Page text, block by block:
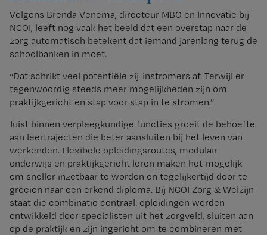
Volgens Brenda Venema, directeur MBO en Innovatie bij
NCOI, leeft nog vaak het beeld dat een overstap naar de
zorg automatisch betekent dat iemand jarenlang terug de
schoolbanken in moet.
“Dat schrikt veel potentiële zij-instromers af. Terwijl er
tegenwoordig steeds meer mogelijkheden zijn om
praktijkgericht en stap voor stap in te stromen.”
Juist binnen verpleegkundige functies groeit de behoefte
aan leertrajecten die beter aansluiten bij het leven van
werkenden. Flexibele opleidingsroutes, modulair
onderwijs en praktijkgericht leren maken het mogelijk
om sneller inzetbaar te worden en tegelijkertijd door te
groeien naar een erkend diploma. Bij NCOI Zorg & Welzijn
staat die combinatie centraal: opleidingen worden
ontwikkeld door specialisten uit het zorgveld, sluiten aan
op de praktijk en zijn ingericht om te combineren met